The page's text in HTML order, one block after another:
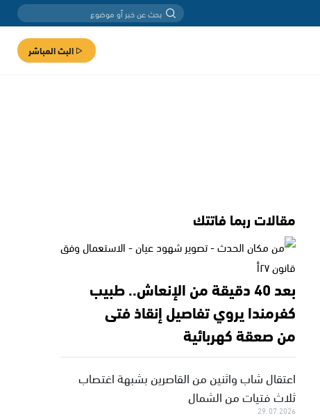
البث المباشر
مقالات ربما فاتتك
بعد 40 دقيقة من الإنعاش.. طبيب
كفرمندا يروي تفاصيل إنقاذ فتى
من صعقة كهربائية
اعتقال شاب واثنين من القاصرين بشبهة اغتصاب
ثلاث فتيات من الشمال
29.07.2026